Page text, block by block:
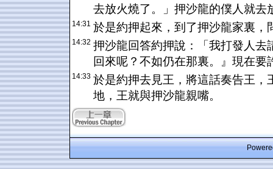
去放火燒了。」押沙龍的僕人就去
14:31 於是約押起來，到了押沙龍家裏
14:32 押沙龍回答約押說：「我打發人
回來呢？不如仍在那裏。』現在
14:33 於是約押去見王，將這話奏告王
地，王就與押沙龍親嘴。